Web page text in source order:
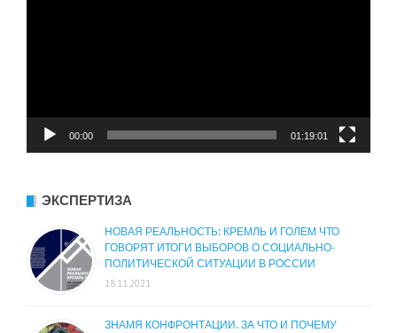
00:00 01:19:01
ЭКСПЕРТИЗА
НОВАЯ РЕАЛЬНОСТЬ: КРЕМЛЬ И ГОЛЕМ ЧТО
ГОВОРЯТ ИТОГИ ВЫБОРОВ О СОЦИАЛЬНО-
ПОЛИТИЧЕСКОЙ СИТУАЦИИ В РОССИИ
18.11.2021
ЗНАМЯ КОНФРОНТАЦИИ. ЗА ЧТО И ПОЧЕМУ